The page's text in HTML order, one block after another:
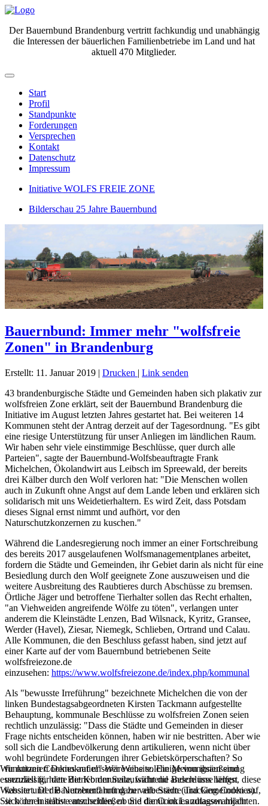
Der Bauernbund Brandenburg vertritt fachkundig und unabhängig
die Interessen der bäuerlichen Familienbetriebe im Land und hat
aktuell 470 Mitglieder.
Start
Profil
Standpunkte
Forderungen
Versprechen
Kontakt
Datenschutz
Impressum
Initiative WOLFS FREIE ZONE
Bilderschau 25 Jahre Bauernbund
Bauernbund: Immer mehr "wolfsfreie
Zonen" in Brandenburg
Erstellt: 11. Januar 2019 | Drucken | Link senden
43 brandenburgische Städte und Gemeinden haben sich plakativ zur
wolfsfreien Zone erklärt, seit der Bauernbund Brandenburg die
Initiative im August letzten Jahres gestartet hat. Bei weiteren 14
Kommunen steht der Antrag derzeit auf der Tagesordnung. "Es gibt
eine riesige Unterstützung für unser Anliegen im ländlichen Raum.
Wir haben sehr viele einstimmige Beschlüsse, quer durch alle
Parteien", sagte der Bauernbund-Wolfsbeauftragte Frank
Michelchen, Ökolandwirt aus Leibsch im Spreewald, der bereits
drei Kälber durch den Wolf verloren hat: "Die Menschen wollen
auch in Zukunft ohne Angst auf dem Lande leben und erklären sich
solidarisch mit uns Weidetierhaltern. Es wird Zeit, dass Potsdam
dieses Signal ernst nimmt und aufhört, vor den
Naturschutzkonzernen zu kuschen."
Während die Landesregierung noch immer an einer Fortschreibung
des bereits 2017 ausgelaufenen Wolfsmanagementplanes arbeitet,
fordern die Städte und Gemeinden, ihr Gebiet darin als nicht für eine
Besiedlung durch den Wolf geeignete Zone auszuweisen und die
weitere Ausbreitung des Raubtieres durch Abschüsse zu bremsen.
Örtliche Jäger und betroffene Tierhalter sollen das Recht erhalten,
"an Viehweiden angreifende Wölfe zu töten", verlangen unter
anderem die Kleinstädte Lenzen, Bad Wilsnack, Kyritz, Gransee,
Werder (Havel), Ziesar, Niemegk, Schlieben, Ortrand und Calau.
Alle Kommunen, die den Beschluss gefasst haben, sind jetzt auf
einer Karte auf der vom Bauernbund betriebenen Seite
wolfsfreiezone.de
einzusehen: https://www.wolfsfreiezone.de/index.php/kommunal
Als "bewusste Irreführung" bezeichnete Michelchen die von der
linken Bundestagsabgeordneten Kirsten Tackmann aufgestellte
Behauptung, kommunale Beschlüsse zu wolfsfreien Zonen seien
rechtlich unzulässig: "Dass die Städte und Gemeinden in dieser
Frage nichts entscheiden können, haben wir nie bestritten. Aber wie
soll sich die Landbevölkerung denn artikulieren, wenn nicht über
wohl begründete Forderungen ihrer Gebietskörperschaften? So
funktioniert Demokratie!" Wäre eine solche Meinungsäußerung
unzulässig, hätte die Kommunalaufsicht die Beschlüsse längst
kassiert. Der Bauernbund ruft daher alle Städte und Gemeinden auf,
sich der Initiative anzuschließen und damit im Landtagswahljahr
Wir nutzen Cookies auf unserer Website. Einige von ihnen sind
essenziell für den Betrieb der Seite, während andere uns helfen, diese
Website und die Nutzererfahrung zu verbessern (Tracking Cookies).
Sie können selbst entscheiden, ob Sie die Cookies zulassen möchten.